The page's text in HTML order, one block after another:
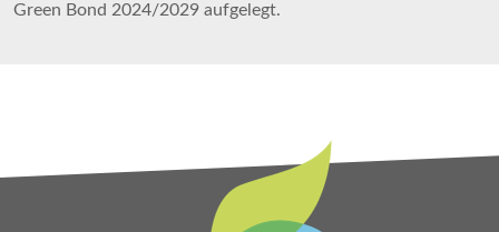
Green Bond 2024/2029 aufgelegt.